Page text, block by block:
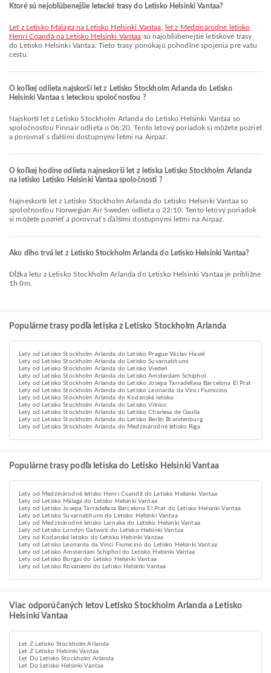
Ktoré sú nejobľúbenejšie letecké trasy do Letisko Helsinki Vantaa?
let z Letisko Málaga na Letisko Helsinki Vantaa
let z Medzinárodné letisko
Henri Coandă na Letisko Helsinki Vantaa sú najobľúbenejšie letiskové trasy
do Letisko Helsinki Vantaa. Tieto trasy ponúkajú pohodlné spojenia pre vašu
cestu.
O koľkej odlieta najskorší let z Letisko Stockholm Arlanda do Letisko
Helsinki Vantaa s leteckou spoločnosťou ?
Najskorší let z Letisko Stockholm Arlanda do Letisko Helsinki Vantaa so
spoločnosťou Finnair odlieta o 06:20. Tento letový poriadok si môžete pozrieť
a porovnať s ďalšími dostupnými letmi na Airpaz.
O koľkej hodine odlieta najneskorší let z letiska Letisko Stockholm Arlanda
na letisko Letisko Helsinki Vantaa spoločnosti ?
Najneskorší let z Letisko Stockholm Arlanda do Letisko Helsinki Vantaa so
spoločnosťou Norwegian Air Sweden odlieta o 22:10. Tento letový poriadok
si môžete pozrieť a porovnať s ďalšími dostupnými letmi na Airpaz.
Ako dlho trvá let z Letisko Stockholm Arlanda do Letisko Helsinki Vantaa?
Dĺžka letu z Letisko Stockholm Arlanda do Letisko Helsinki Vantaa je približne
1h 0m.
Populárne trasy podľa letiska z Letisko Stockholm Arlanda
Lety od Letisko Stockholm Arlanda do Letisko Prague Václav Havel
Lety od Letisko Stockholm Arlanda do Letisko Suvarnabhumi
Lety od Letisko Stockholm Arlanda do Letisko Viedeň
Lety od Letisko Stockholm Arlanda do Letisko Amsterdam Schiphol
Lety od Letisko Stockholm Arlanda do Letisko Josepa Tarradellasa Barcelona El Prat
Lety od Letisko Stockholm Arlanda do Letisko Leonarda da Vinci Fiumicino
Lety od Letisko Stockholm Arlanda do Kodanské letisko
Lety od Letisko Stockholm Arlanda do Letisko Vilnius
Lety od Letisko Stockholm Arlanda do Letisko Charlesa de Gaulla
Lety od Letisko Stockholm Arlanda do Letisko Berlín Brandenburg
Lety od Letisko Stockholm Arlanda do Medzinárodné letisko Riga
Populárne trasy podľa letiska do Letisko Helsinki Vantaa
Lety od Medzinárodné letisko Henri Coandă do Letisko Helsinki Vantaa
Lety od Letisko Málaga do Letisko Helsinki Vantaa
Lety od Letisko Josepa Tarradellasa Barcelona El Prat do Letisko Helsinki Vantaa
Lety od Letisko Suvarnabhumi do Letisko Helsinki Vantaa
Lety od Medzinárodné letisko Larnaka do Letisko Helsinki Vantaa
Lety od Letisko Londýn Gatwick do Letisko Helsinki Vantaa
Lety od Kodanské letisko do Letisko Helsinki Vantaa
Lety od Letisko Leonarda da Vinci Fiumicino do Letisko Helsinki Vantaa
Lety od Letisko Amsterdam Schiphol do Letisko Helsinki Vantaa
Lety od Letisko Burgas do Letisko Helsinki Vantaa
Lety od Letisko Rovaniemi do Letisko Helsinki Vantaa
Viac odporúčaných letov Letisko Stockholm Arlanda a Letisko
Helsinki Vantaa
Let Z Letisko Stockholm Arlanda
Let Z Letisko Helsinki Vantaa
Let Do Letisko Stockholm Arlanda
Let Do Letisko Helsinki Vantaa